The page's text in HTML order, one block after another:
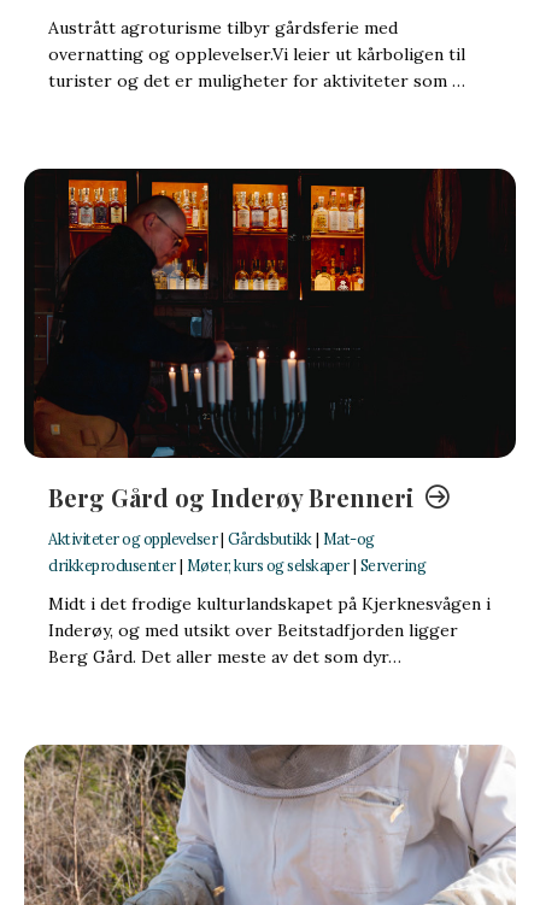
Austrått agroturisme tilbyr gårdsferie med
overnatting og opplevelser.Vi leier ut kårboligen til
turister og det er muligheter for aktiviteter som …
Berg Gård og Inderøy Brenneri
Aktiviteter og opplevelser| Gårdsbutikk| Mat-og
drikkeprodusenter| Møter, kurs og selskaper| Servering
Midt i det frodige kulturlandskapet på Kjerknesvågen i
Inderøy, og med utsikt over Beitstadfjorden ligger
Berg Gård. Det aller meste av det som dyr…